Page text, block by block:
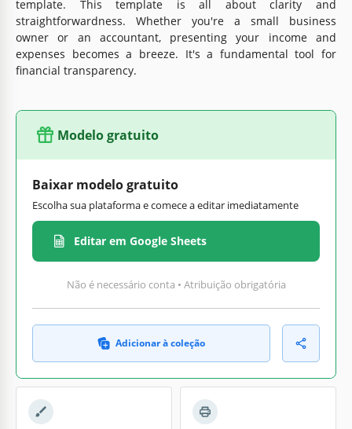
template. This template is all about clarity and
straightforwardness. Whether you're a small business
owner or an accountant, presenting your income and
expenses becomes a breeze. It's a fundamental tool for
financial transparency.
Modelo gratuito
Baixar modelo gratuito
Escolha sua plataforma e comece a editar imediatamente
Editar em Google Sheets
Não é necessário conta • Atribuição obrigatória
Adicionar à coleção